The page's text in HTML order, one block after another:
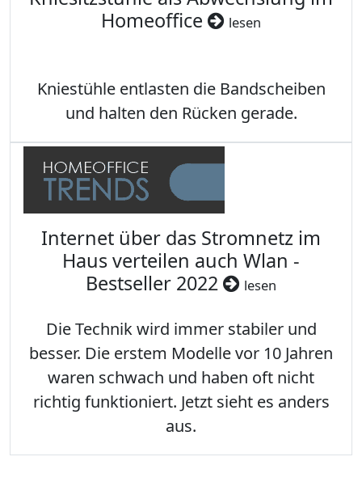
Homeoffice
lesen
Kniestühle entlasten die Bandscheiben
und halten den Rücken gerade.
Internet über das Stromnetz im
Haus verteilen auch Wlan -
Bestseller 2022
lesen
Die Technik wird immer stabiler und
besser. Die erstem Modelle vor 10 Jahren
waren schwach und haben oft nicht
richtig funktioniert. Jetzt sieht es anders
aus.